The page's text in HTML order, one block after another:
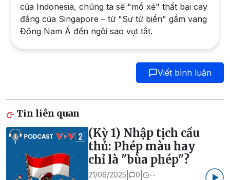
của Indonesia, chúng ta sẽ "mổ xẻ" thất bại cay
đắng của Singapore – từ "Sư tử biển" gầm vang
Đông Nam Á đến ngôi sao vụt tắt.
Viết bình luận
Tin liên quan
(Kỳ 1) Nhập tịch cầu
thủ: Phép màu hay
chỉ là "bùa phép"?
21/06/2025 0
--